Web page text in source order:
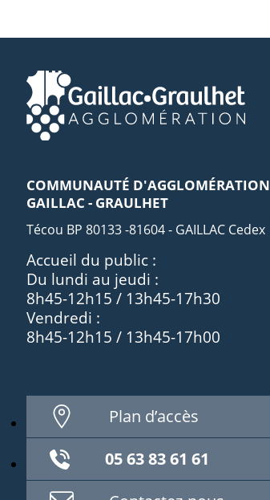
COMMUNAUTÉ D'AGGLOMÉRATION
GAILLAC - GRAULHET
Técou BP 80133 -81604 - GAILLAC Cedex
Accueil du public :
Du lundi au jeudi :
8h45-12h15 / 13h45-17h30
Vendredi :
8h45-12h15 / 13h45-17h00
Plan d’accès
05 63 83 61 61